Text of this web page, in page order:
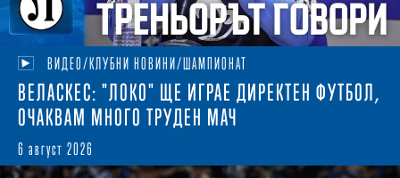
ВИДЕО/КЛУБНИ НОВИНИ/ШАМПИОНАТ
ВЕЛАСКЕС: "ЛОКО" ЩЕ ИГРАЕ ДИРЕКТЕН ФУТБОЛ,
ОЧАКВАМ МНОГО ТРУДЕН МАЧ
6 август 2026